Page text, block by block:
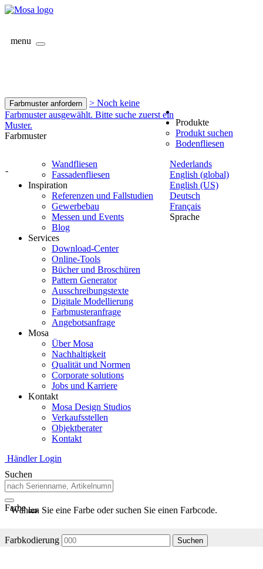
menu
Farbmuster anfordern
> Noch keine
Farbmuster ausgewählt. Bitte suche zuerst ein
Muster.
Farbmuster
-
Nederlands
English (global)
English (US)
Deutsch
Français
Sprache
Produkte
Produkt suchen
Bodenfliesen
Wandfliesen
Fassadenfliesen
Inspiration
Referenzen und Fallstudien
Gewerbebau
Messen und Events
Blog
Services
Download-Center
Online-Tools
Bücher und Broschüren
Pattern Generator
Ausschreibungstexte
Digitale Modellierung
Farbmusteranfrage
Angebotsanfrage
Mosa
Über Mosa
Nachhaltigkeit
Qualität und Normen
Corporate solutions
Jobs und Karriere
Kontakt
Mosa Design Studios
Verkaufsstellen
Objektberater
Kontakt
Händler Login
Suchen
Farbe
Wählen Sie eine Farbe oder suchen Sie einen Farbcode.
Farbkodierung Suchen